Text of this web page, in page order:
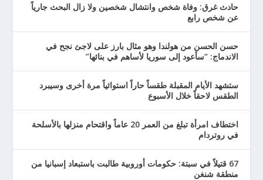
حادث غرق: وفاة شخص وانتشال شخصين ولا زال البحث جارياً
عن شخص رابع
حسن الحسن من هولندا وهو مثال بارز على لاجئ نجح في
الاندماج: “سأعود إلى سوريا لأساهم في بنائها”
ستشهد الأيام المقبلة طقساً حاراً استوائياً مرة أخرى وسيبرد
الطقس لاحقاً خلال الأسبوع
اختطاف امرأة تبلغ من العمر 20 عاماً واقتحام منزلها بالأسلحة
في روتردام
67 قتيلاً في سبتة: حكومات أوروبية طالبت باستبعاد إسبانيا من
منطقة شنغن